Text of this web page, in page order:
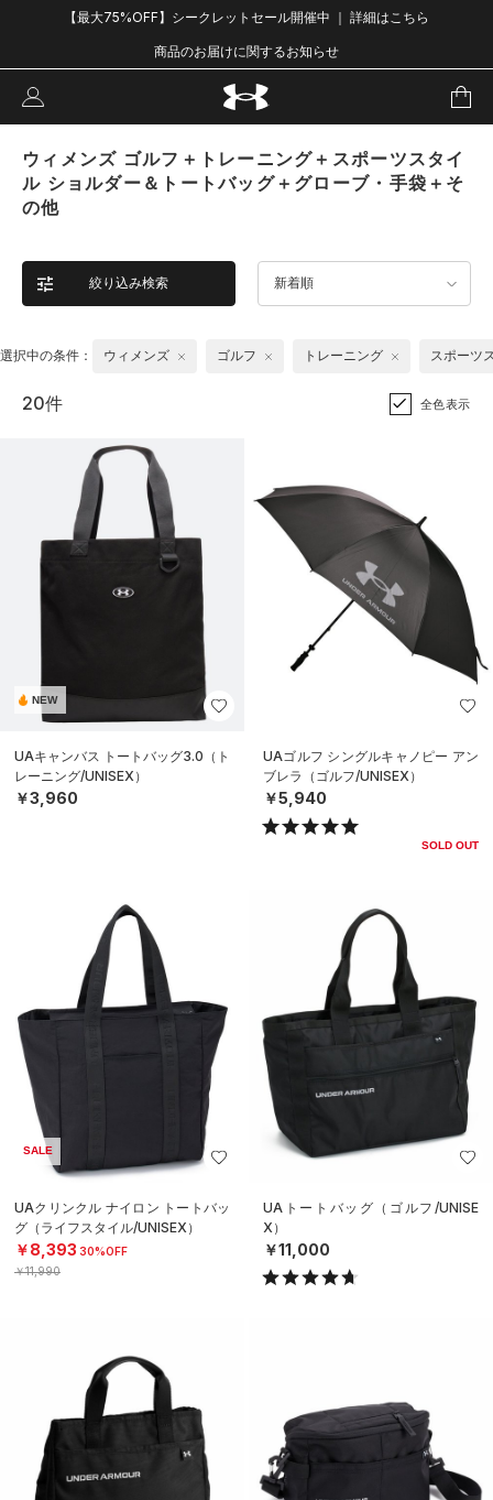
【最大75%OFF】シークレットセール開催中 ｜ 詳細はこちら
商品のお届けに関するお知らせ
ウィメンズ ゴルフ＋トレーニング＋スポーツスタイ
ル ショルダー＆トートバッグ＋グローブ・手袋＋そ
の他
絞り込み検索 新着順
選択中の条件： ウィメンズ ゴルフ トレーニング スポーツ
20件 全色表示
NEW
UAキャンバス トートバッグ3.0（ト
レーニング/UNISEX）
￥3,960
UAゴルフ シングルキャノピー アン
ブレラ（ゴルフ/UNISEX）
￥5,940
SOLD OUT
SALE
UAクリンクル ナイロン トートバッ
グ（ライフスタイル/UNISEX）
￥8,393 30%OFF
￥11,990
UAトートバッグ（ゴルフ/UNISE
X）
￥11,000